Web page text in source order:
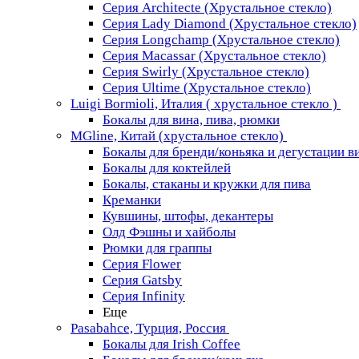
Серия Architecte (Хрустальное стекло)
Серия Lady Diamond (Хрустальное стекло)
Серия Longchamp (Хрустальное стекло)
Серия Macassar (Хрустальное стекло)
Серия Swirly (Хрустальное стекло)
Серия Ultime (Хрустальное стекло)
Luigi Bormioli, Италия ( хрустальное стекло )
Бокалы для вина, пива, рюмки
MGline, Китай (хрустальное стекло)
Бокалы для бренди/коньяка и дегустации
Бокалы для коктейлей
Бокалы, стаканы и кружки для пива
Креманки
Кувшины, штофы, декантеры
Олд Фэшны и хайболы
Рюмки для граппы
Серия Flower
Серия Gatsby
Серия Infinity
Еще
Pasabahce, Турция, Россия
Бокалы для Irish Coffee